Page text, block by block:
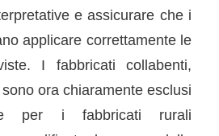
e assicurare che i
applicare correttamente le
I fabbricati collabenti,
ora chiaramente esclusi
per i fabbricati rurali